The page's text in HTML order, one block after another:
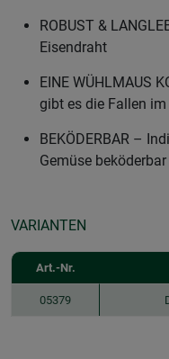
ROBUST &
Eisendraht
EINE WÜHLMAUS
gibt es die Fallen
BEKÖDERBAR –
Gemüse beköderbar
VARIANTEN
Art.-Nr.
05379